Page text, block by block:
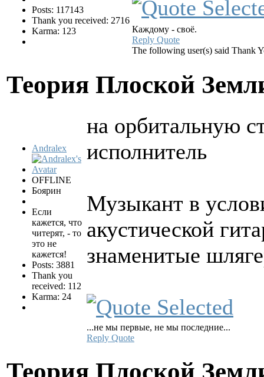
Posts: 117143
Thank you received: 2716
Karma: 123
Каждому - своё.
Reply Quote
The following user(s) said Thank
Теория Плоской
Andralex
OFFLINE
Боярин
Если
кажется, что
читерят, - то
это не
кажется!
Posts: 3881
Thank you
received: 112
Karma: 24
на орбитальную
исполнитель
Музыкант в
акустической
знаменитые
...не мы первые, не мы последние...
Reply Quote
Теория Плоской